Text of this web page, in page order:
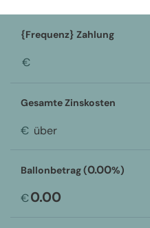
{Frequenz} Zahlung
€
Gesamte Zinskosten
€ über
Ballonbetrag (0.00%)
€0.00